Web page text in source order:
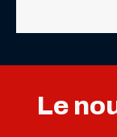
Le